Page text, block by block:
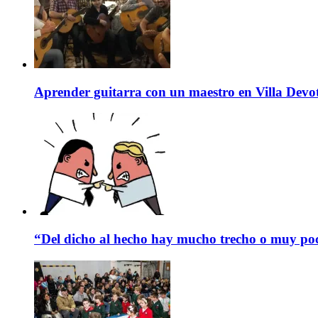
Aprender guitarra con un maestro en Villa
“Del dicho al hecho hay mucho trecho o muy